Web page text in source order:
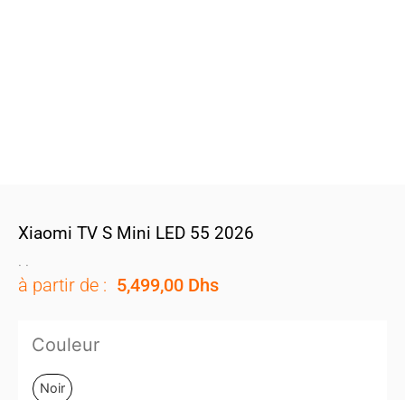
Xiaomi TV S Mini LED 55 2026
. .
à partir de : 5,499,00 Dhs
Couleur
Noir